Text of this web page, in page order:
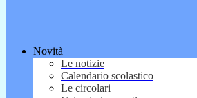
Novità
Le notizie
Calendario scolastico
Le circolari